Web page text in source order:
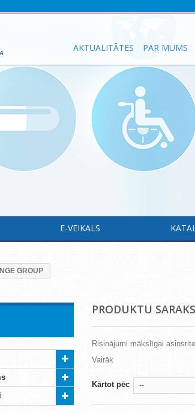
AKTUALITĀTES PAR MUMS
E-VEIKALS
GROUP
PRODUKTU
Risinājumi mākslīgai
Vairāk
Kārtot pēc --